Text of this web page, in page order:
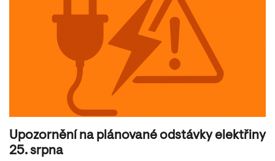
Upozornění na plánované odstávky elektřiny
25. srpna